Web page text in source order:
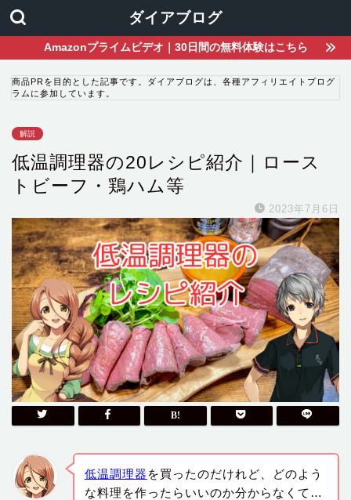
ダイアブログ
Amazonプライムビデオ｜30日間の無料体験はこちら
商品PRを目的とした記事です。ダイアブログは、各種アフィリエイトプログ
ラムに参加しています。
解説
低温調理器の20レシピ紹介｜ロース
トビーフ・鶏ハム等
2023年7月6日
低温調理器 を買ったのだけれど、どのよう
な料理を作ったらいいのか分からなくて…